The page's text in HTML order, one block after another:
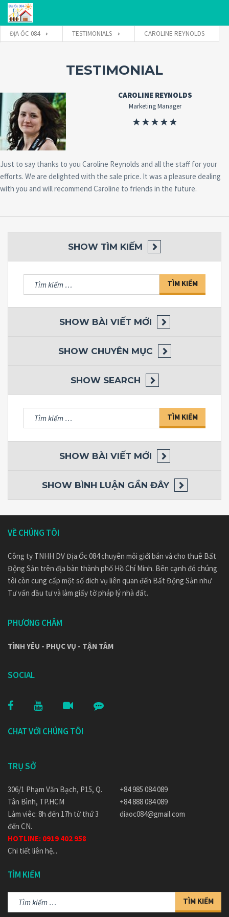
Tên đăng nhập
Mật khẩu
Connect with:
Forgot
password? SIGN IN
Remember me
ĐỊA ỐC 084 TESTIMONIALS CAROLINE REYNOLDS
TESTIMONIAL
CAROLINE REYNOLDS
Marketing Manager
Just to say thanks to you Caroline Reynolds and all the staff for your
efforts. We are delighted with the sale price. It was a pleasure dealing
with you and will recommend Caroline to friends in the future.
SHOW TÌM KIẾM
Tìm
kiếm
SHOW BÀI VIẾT MỚI
SHOW CHUYÊN MỤC
SHOW SEARCH
Tìm
kiếm
SHOW BÀI VIẾT MỚI
SHOW BÌNH LUẬN GẦN ĐÂY
VỀ CHÚNG TÔI
Công ty TNHH DV Địa Ốc 084 chuyên môi giới bán và cho thuê Bất
Động Sản trên địa bàn thành phố Hồ Chí Minh. Bên cạnh đó chúng
tôi còn cung cấp một số dich vụ liên quan đến Bất Động Sản như
Tư vấn đầu tư và làm giấy tờ pháp lý nhà đất.
PHƯƠNG CHÂM
TÌNH YÊU - PHỤC VỤ - TẬN TÂM
SOCIAL
CHAT VỚI CHÚNG TÔI
TRỤ SỞ
306/1 Phạm Văn Bạch, P15, Q.
Tân Bình, TP.HCM
Làm viêc: 8h đến 17h từ thứ 3
đến CN.
+84 985 084 089
+84 888 084 089
diaoc084@gmail.com
HOTLINE: 0919 402 958
Chi tiết liên hệ...
TÌM KIẾM
Tìm
kiếm